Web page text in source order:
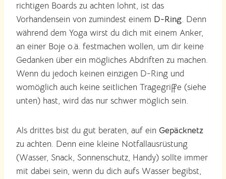
richtigen Boards zu achten lohnt, ist das
Vorhandensein von zumindest einem D-Ring. Denn
während dem Yoga wirst du dich mit einem Anker,
an einer Boje o.ä. festmachen wollen, um dir keine
Gedanken über ein mögliches Abdriften zu machen.
Wenn du jedoch keinen einzigen D-Ring und
womöglich auch keine seitlichen Tragegriffe (siehe
unten) hast, wird das nur schwer möglich sein.
Als drittes bist du gut beraten, auf ein Gepäcknetz
zu achten. Denn eine kleine Notfallausrüstung
(Wasser, Snack, Sonnenschutz, Handy) sollte immer
mit dabei sein, wenn du dich aufs Wasser begibst,